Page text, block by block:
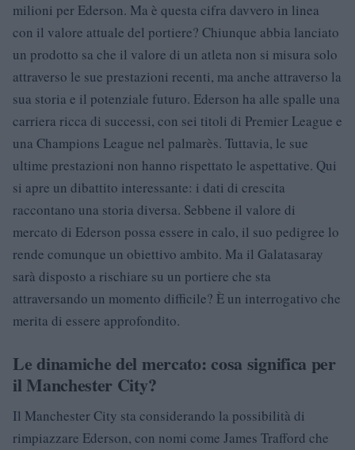
milioni per Ederson. Ma è questa cifra davvero in linea
con il valore attuale del portiere? Chiunque abbia lanciato
un prodotto sa che il valore di un atleta non si misura solo
attraverso le sue prestazioni recenti, ma anche attraverso la
sua storia e il potenziale futuro. Ederson ha alle spalle una
carriera ricca di successi, con sei titoli di Premier League e
una Champions League nel palmarès. Tuttavia, le sue
ultime prestazioni non hanno rispettato le aspettative. Qui
si apre un dibattito interessante: i dati di crescita
raccontano una storia diversa. Sebbene il valore di
mercato di Ederson possa essere in calo, il suo pedigree lo
rende comunque un obiettivo ambito. Ma il Galatasaray
sarà disposto a rischiare su un portiere che sta
attraversando un momento difficile? È un interrogativo che
merita di essere approfondito.
Le dinamiche del mercato: cosa significa per
il Manchester City?
Il Manchester City sta considerando la possibilità di
rimpiazzare Ederson, con nomi come James Trafford che